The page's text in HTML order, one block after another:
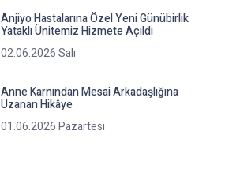
Anjiyo Hastalarına Özel Yeni Günübirlik
Yataklı Ünitemiz Hizmete Açıldı
02.06.2026 Salı
Anne Karnından Mesai Arkadaşlığına
Uzanan Hikâye
01.06.2026 Pazartesi